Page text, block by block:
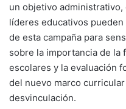
un objetivo
líderes educativos
de esta campaña para
sobre la importancia de la
escolares y la evaluación
del nuevo marco
desvinculación.